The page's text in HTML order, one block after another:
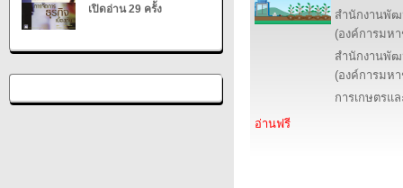
เปิดอ่าน 29 ครั้ง
สำนักงานพัฒ
(องค์การมห
สำนักงานพัฒ
(องค์การมห
การเกษตรแ
อ่านฟรี